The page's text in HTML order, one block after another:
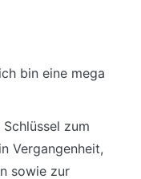
bin eine mega
zum
Vergangenheit,
sowie zur